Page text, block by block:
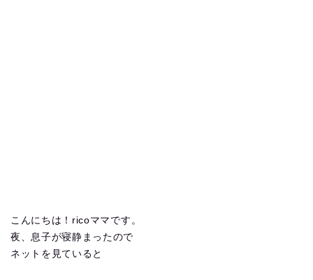
こんにちは！ricoママです。
夜、息子が寝静まったので
ネットを見ていると